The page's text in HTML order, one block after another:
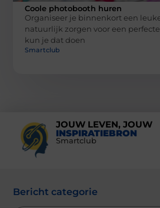
Coole photobooth huren
Organiseer je binnenkort een
natuurlijk zorgen voor een
kun je dat doen
Smartclub
JOUW LEVEN, JOUW
INSPIRATIEBRON
Smartclub
Bericht categorie